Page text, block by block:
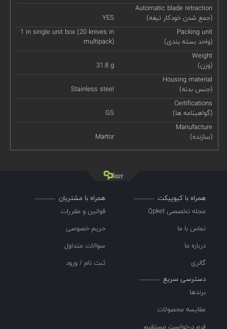
Automatic blade retraction
(جمع شدن خودکار تیغه)
YES
Packing unit
(واحد بسته بندی)
1 in single unit box (20 knives in
multipack)
Weight
(وزن)
31.8 g
Housing material
(جنس بدنه)
Stainless steel
Certifications
(گواهینامه ها)
GS
Manufacture
(سازنده)
Martor
همراه با کیوپیکت
مجله تخصصی Qpket
تماس با ما
درباره ما
گالری
همراه با مشتریان
قوانین و مقررات
حریم خصوصی
سوالات متداول
ثبت نام / ورود
دسترسی سریع
برندها
مقایسه محصولات
فرم درخواست مستقیم